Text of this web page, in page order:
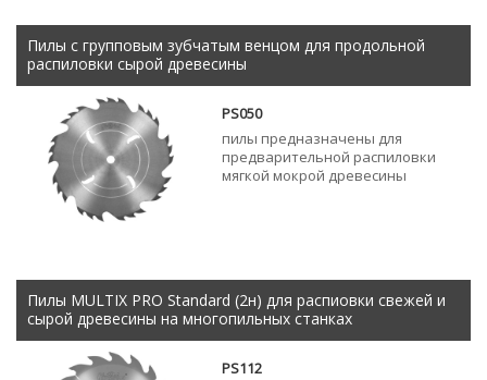
Пилы с групповым зубчатым венцом для продольной
распиловки сырой древесины
PS050
пилы предназначены для
предварительной распиловки
мягкой мокрой древесины
Пилы MULTIX PRO Standard (2н) для распиовки свежей и
сырой древесины на многопильных станках
PS112